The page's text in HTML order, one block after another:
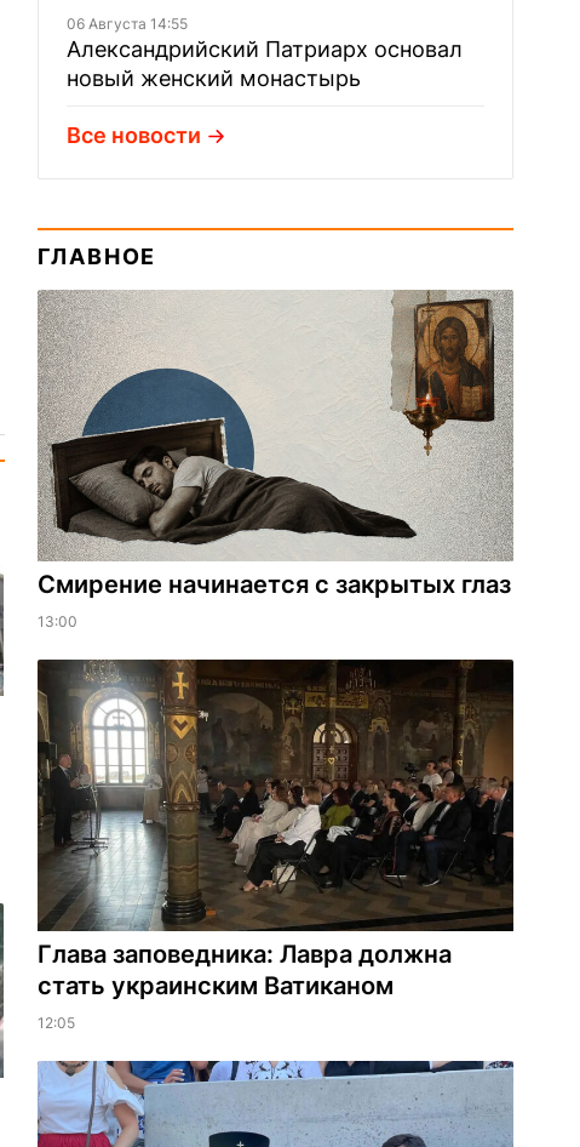
06 Августа 14:55
Александрийский Патриарх основал
новый женский монастырь
Все новости
ГЛАВНОЕ
Смирение начинается с закрытых глаз
13:00
Глава заповедника: Лавра должна
стать украинским Ватиканом
12:05